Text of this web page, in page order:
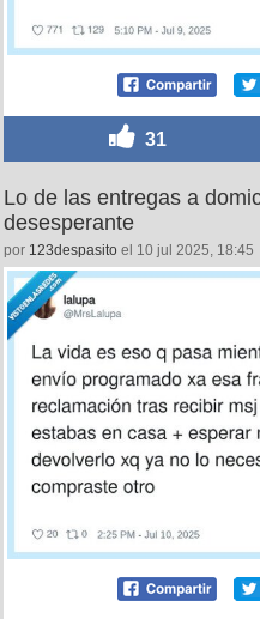
31
Lo de las entregas a
desesperante
por 123despasito el 10 jul 2025, 18:45